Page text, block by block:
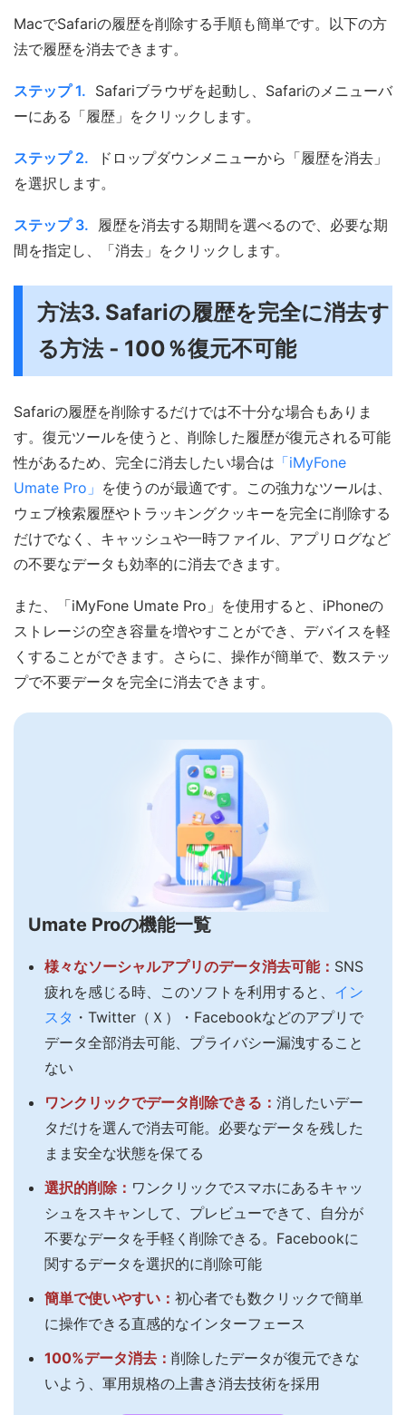
MacでSafariの履歴を削除する手順も簡単です。以下の方
法で履歴を消去できます。
ステップ 1. Safariブラウザを起動し、Safariのメニューバ
ーにある「履歴」をクリックします。
ステップ 2.
ドロップダウンメニューから「履歴を消去」
を選択します。
ステップ 3. 履歴を消去する期間を選べるので、必要な期
間を指定し、「消去」をクリックします。
方法3. Safariの履歴を完全に消去す
る方法 ‐ 100％復元不可能
Safariの履歴を削除するだけでは不十分な場合もありま
す。復元ツールを使うと、削除した履歴が復元される可能
性があるため、完全に消去したい場合は 「iMyFone
Umate Pro」 を使うのが最適です。この強力なツールは、
ウェブ検索履歴やトラッキングクッキーを完全に削除する
だけでなく、キャッシュや一時ファイル、アプリログなど
の不要なデータも効率的に消去できます。
また、「iMyFone Umate Pro」を使用すると、iPhoneの
ストレージの空き容量を増やすことができ、デバイスを軽
くすることができます。さらに、操作が簡単で、数ステッ
プで不要データを完全に消去できます。
Umate Proの機能一覧
様々なソーシャルアプリのデータ消去可能： SNS
疲れを感じる時、このソフトを利用すると、 イン
スタ ・Twitter（Ｘ）・Facebookなどのアプリで
データ全部消去可能、プライバシー漏洩すること
ない
ワンクリックでデータ削除できる： 消したいデー
タだけを選んで消去可能。必要なデータを残した
まま安全な状態を保てる
選択的削除： ワンクリックでスマホにあるキャッ
シュをスキャンして、プレビューできて、自分が
不要なデータを手軽く削除できる。Facebookに
関するデータを選択的に削除可能
簡単で使いやすい： 初心者でも数クリックで簡単
に操作できる直感的なインターフェース
100%データ消去： 削除したデータが復元できな
いよう、軍用規格の上書き消去技術を採用